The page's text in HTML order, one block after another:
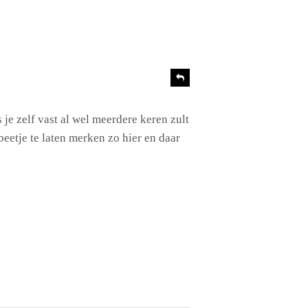
zelf vast al wel meerdere keren zult
te laten merken zo hier en daar
e
t